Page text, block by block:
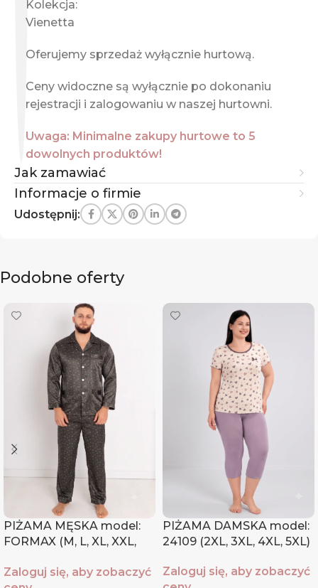
Kolekcja:
Vienetta
Oferujemy sprzedaż wyłącznie hurtową.
Ceny widoczne są wyłącznie po dokonaniu
rejestracji i zalogowaniu w naszej hurtowni.
Uwaga: Minimalne zakupy hurtowe to 5
dowolnych produktów!
Jak zamawiać
Informacje o firmie
Udostępnij:
Podobne oferty
PIŻAMA MĘSKA model:
FORMAX (M, L, XL, XXL,
Zaloguj się, aby zobaczyć
PIŻAMA DAMSKA model:
24109 (2XL, 3XL, 4XL, 5XL)
Zaloguj się, aby zobaczyć